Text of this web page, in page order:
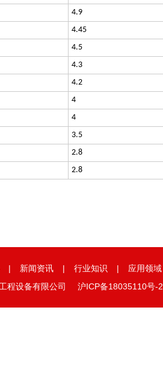
4.9
4.45
4.5
4.3
4.2
4
4
3.5
2.8
2.8
| 新闻资讯 | 行业知识 | 应用领域
程设备有限公司
沪ICP备18035110号-2